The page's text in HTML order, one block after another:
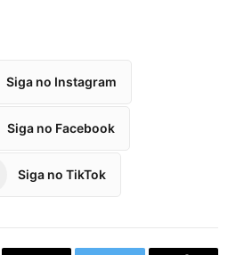
Siga no Instagram
Siga no Facebook
Siga no TikTok